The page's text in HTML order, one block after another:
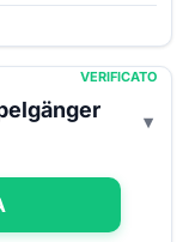
VERIFICATO